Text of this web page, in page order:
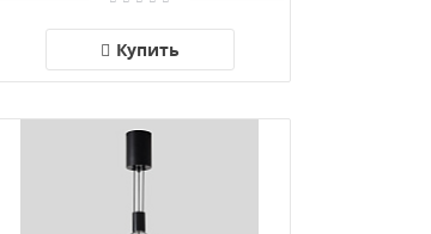
Купить